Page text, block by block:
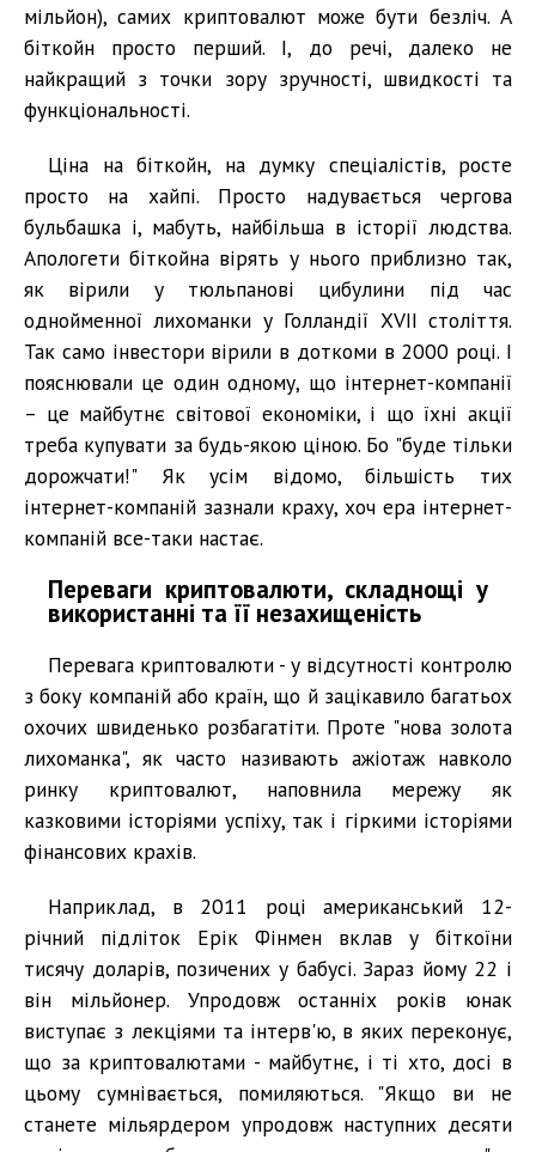
мільйон), самих криптовалют може бути безліч. А
біткойн просто перший. І, до речі, далеко не
найкращий з точки зору зручності, швидкості та
функціональності.
Ціна на біткойн, на думку спеціалістів, росте
просто на хайпі. Просто надувається чергова
бульбашка і, мабуть, найбільша в історії людства.
Апологети біткойна вірять у нього приблизно так,
як вірили у тюльпанові цибулини під час
однойменної лихоманки у Голландії XVII століття.
Так само інвестори вірили в доткоми в 2000 році. І
пояснювали це один одному, що інтернет-компанії
– це майбутнє світової економіки, і що їхні акції
треба купувати за будь-якою ціною. Бо "буде тільки
дорожчати!" Як усім відомо, більшість тих
інтернет-компаній зазнали краху, хоч ера інтернет-
компаній все-таки настає.
Переваги криптовалюти, складнощі у
використанні та її незахищеність
Перевага криптовалюти - у відсутності контролю
з боку компаній або країн, що й зацікавило багатьох
охочих швиденько розбагатіти. Проте "нова золота
лихоманка", як часто називають ажіотаж навколо
ринку криптовалют, наповнила мережу як
казковими історіями успіху, так і гіркими історіями
фінансових крахів.
Наприклад, в 2011 році американський 12-
річний підліток Ерік Фінмен вклав у біткоїни
тисячу доларів, позичених у бабусі. Зараз йому 22 і
він мільйонер. Упродовж останніх років юнак
виступає з лекціями та інтерв'ю, в яких переконує,
що за криптовалютами - майбутнє, і ті хто, досі в
цьому сумнівається, помиляються. "Якщо ви не
станете мільярдером упродовж наступних десяти